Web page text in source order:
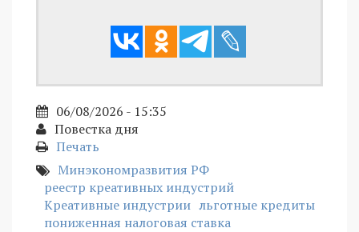
06/08/2026 - 15:35
Повестка дня
Печать
Минэкономразвития РФ
реестр креативных индустрий
Креативные индустрии льготные кредиты
пониженная налоговая ставка